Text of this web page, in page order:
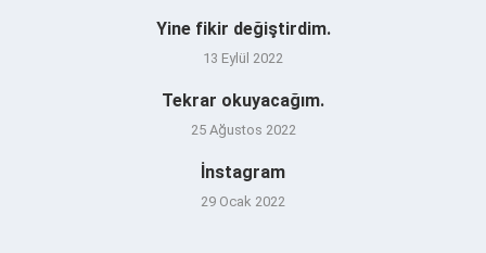
Yine fikir değiştirdim.
13 Eylül 2022
Tekrar okuyacağım.
25 Ağustos 2022
İnstagram
29 Ocak 2022